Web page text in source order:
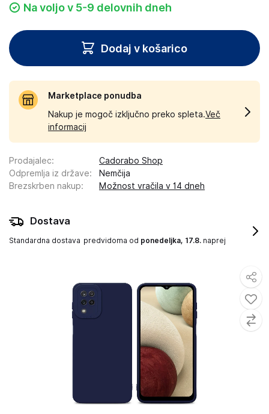
Na voljo v 5-9 delovnih dneh
Dodaj v košarico
Marketplace ponudba
Nakup je mogoč izključno preko spleta.Več
informacij
Prodajalec:
Cadorabo Shop
Odpremlja iz države:
Nemčija
Brezskrben nakup: Možnost vračila v 14 dneh
Dostava
Standardna dostava predvidoma od ponedeljka, 17.8. naprej